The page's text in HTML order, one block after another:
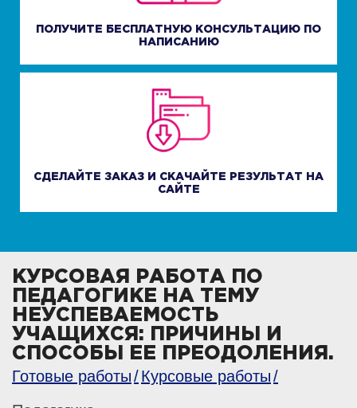
ПОЛУЧИТЕ БЕСПЛАТНУЮ КОНСУЛЬТАЦИЮ ПО
НАПИСАНИЮ
СДЕЛАЙТЕ ЗАКАЗ И СКАЧАЙТЕ РЕЗУЛЬТАТ НА
САЙТЕ
КУРСОВАЯ РАБОТА ПО
ПЕДАГОГИКЕ НА ТЕМУ
НЕУСПЕВАЕМОСТЬ
УЧАЩИХСЯ: ПРИЧИНЫ И
СПОСОБЫ ЕЕ ПРЕОДОЛЕНИЯ.
Готовые работы
Курсовые работы